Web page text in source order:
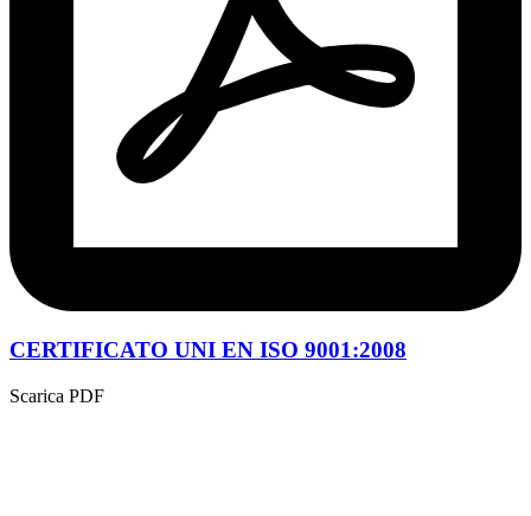
CERTIFICATO UNI EN ISO 9001:2008
Scarica PDF